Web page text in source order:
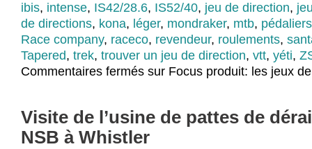
ibis, intense, IS42/28.6, IS52/40, jeu de direction,
de directions, kona, léger, mondraker, mtb, pédaliers
Race company, raceco, revendeur, roulements,
Tapered, trek, trouver un jeu de direction, vtt, yéti,
Commentaires fermés sur Focus produit: les jeux
Visite de l’usine de pattes de
NSB à Whistler